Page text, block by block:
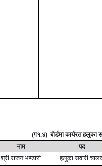
(ग१.४) बोर्डमा कार्यरत हलुका
नाम
पद
श्री राजन भण्डारी हलुका सवारी